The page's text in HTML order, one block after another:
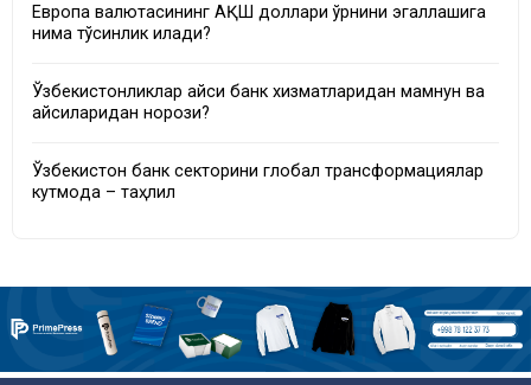
Европа валютасининг АҚШ доллари ўрнини эгаллашига
нима тўсқинлик қилади?
Ўзбекистонликлар қайси банк хизматларидан мамнун ва
қайсиларидан норози?
Ўзбекистон банк секторини глобал трансформациялар
кутмоқда – таҳлил